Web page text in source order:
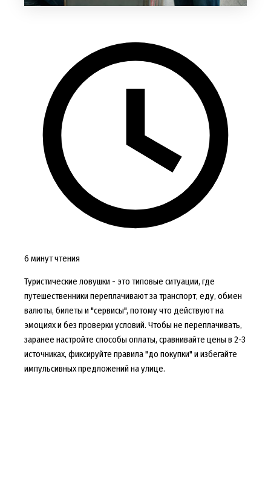
6 минут чтения
Туристические ловушки - это типовые ситуации, где
путешественники переплачивают за транспорт, еду, обмен
валюты, билеты и "сервисы", потому что действуют на
эмоциях и без проверки условий. Чтобы не переплачивать,
заранее настройте способы оплаты, сравнивайте цены в 2-3
источниках, фиксируйте правила "до покупки" и избегайте
импульсивных предложений на улице.